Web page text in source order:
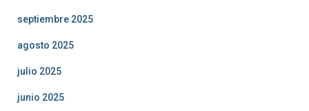
septiembre 2025
agosto 2025
julio 2025
junio 2025